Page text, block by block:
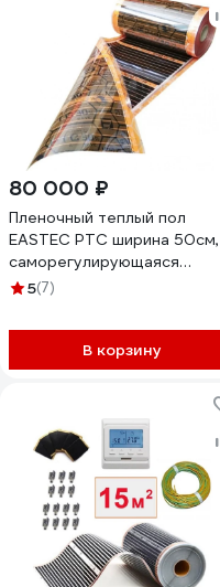
80 000 ₽
Пленочный теплый пол
EASTEC PTC ширина 50см,
саморегулирующаяся
инфракрасная пленка, 100 м
5(7)
В корзину